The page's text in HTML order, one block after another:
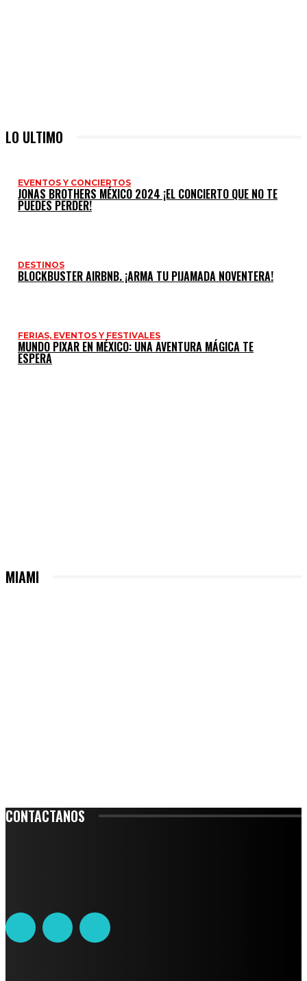
LO ULTIMO
EVENTOS Y CONCIERTOS
JONAS BROTHERS MÉXICO 2024 ¡EL CONCIERTO QUE NO TE
PUEDES PERDER!
DESTINOS
BLOCKBUSTER AIRBNB. ¡ARMA TU PIJAMADA NOVENTERA!
FERIAS, EVENTOS Y FESTIVALES
MUNDO PIXAR EN MÉXICO: UNA AVENTURA MÁGICA TE
ESPERA
MIAMI
CONTACTANOS